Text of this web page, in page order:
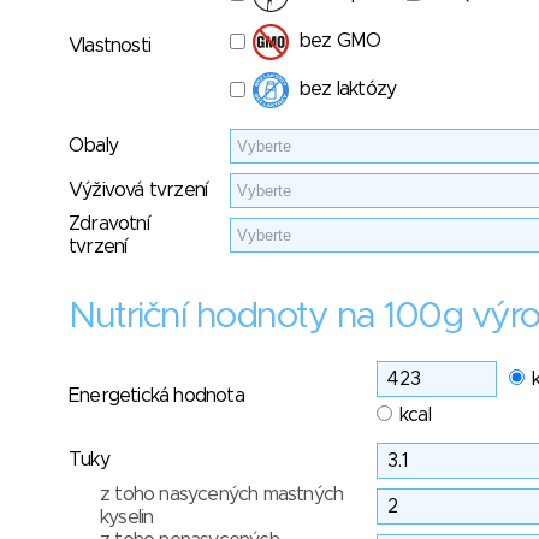
Vlastnosti bez GMO
bez laktózy
Obaly
Výživová tvrzení
Zdravotní
tvrzení
Nutriční hodnoty na 100g
Energetická hodnota
kcal
Tuky
z toho nasycených mastných
kyselin